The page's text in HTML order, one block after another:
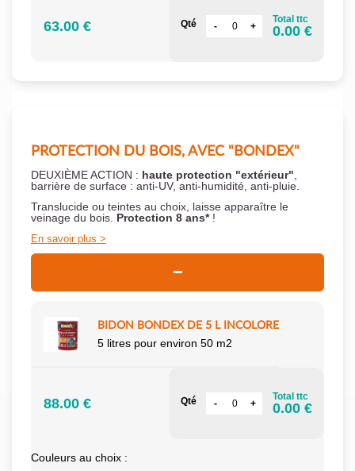
63.00 € Qté Total ttc
0.00 €
PROTECTION DU BOIS, AVEC "BONDEX"
DEUXIÈME ACTION : haute protection "extérieur"
barrière de surface : anti-UV, anti-humidité, anti-pluie.
Translucide ou teintes au choix, laisse apparaître le
veinage du bois. Protection 8 ans*!
En savoir plus
BIDON BONDEX DE 5 L INCOLORE
5 litres pour environ 50 m2
88.00 € Qté Total ttc
0.00 €
Couleurs au choix :